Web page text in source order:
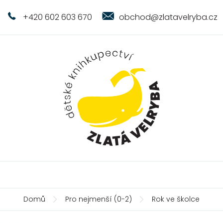
+420 602 603 670 obchod@zlatavelryba.cz
Domů Pro nejmenší (0-2) Rok ve školce